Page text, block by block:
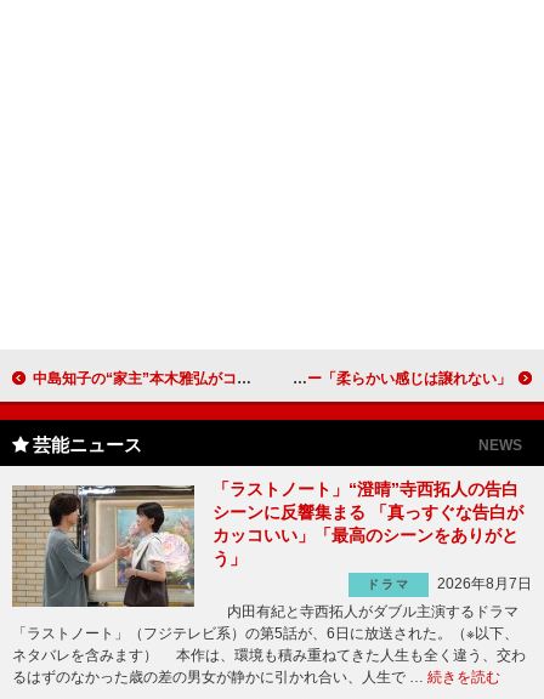
中島知子の“家主”本木雅弘がコメントを発表 「中島さんの命があったことに、ほっとしています」 ヘアカラーリングが最も似合う有名人にT-ARAと舟山 くみっきー「柔らかい感じは譲れない」
芸能ニュース NEWS
「ラストノート」“澄晴”寺西拓人の告白
シーンに反響集まる 「真っすぐな告白が
カッコいい」「最高のシーンをありがと
う」
ドラマ
2026年8月7日
内田有紀と寺西拓人がダブル主演するドラマ
「ラストノート」（フジテレビ系）の第5話が、6日に放送された。（※以下、
ネタバレを含みます） 本作は、環境も積み重ねてきた人生も全く違う、交わ
るはずのなかった歳の差の男女が静かに引かれ合い、人生で … 続きを読む